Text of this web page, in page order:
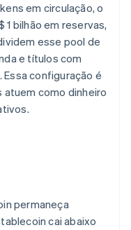
em circulação, o
bilhão em reservas,
esse pool de
e títulos com
configuração é
como dinheiro
permaneça
cai abaixo